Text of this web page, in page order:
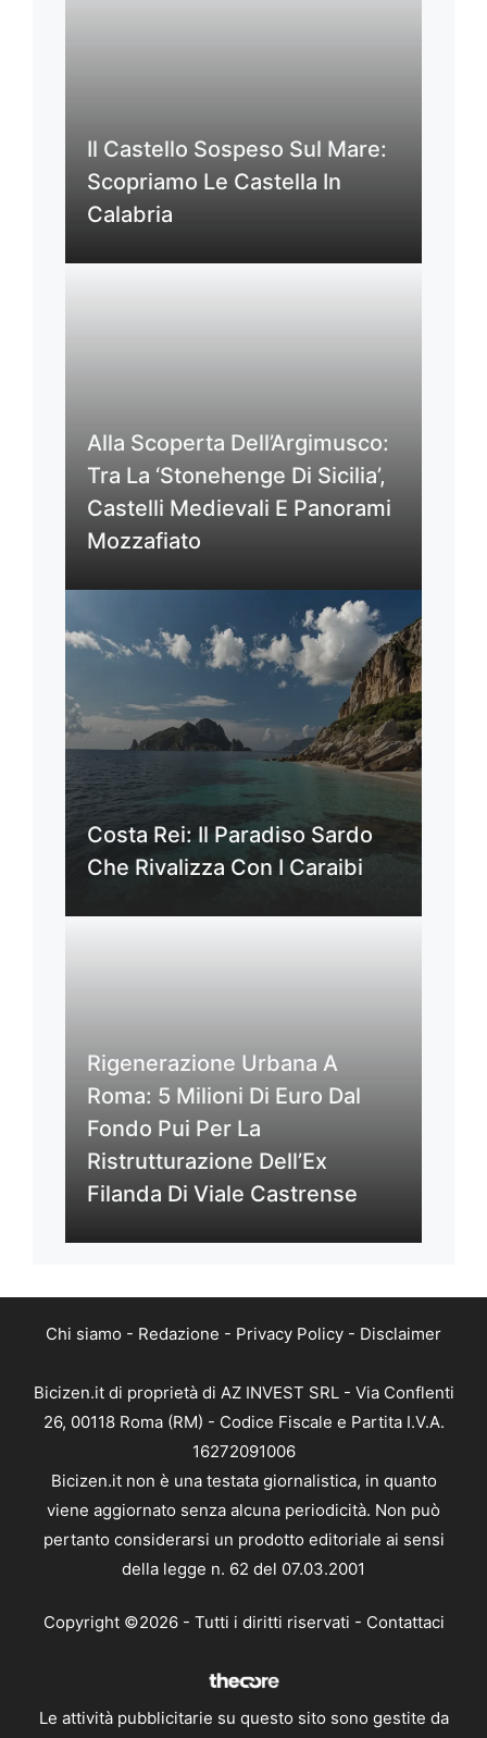
Il Castello Sospeso Sul Mare:
Scopriamo Le Castella In
Calabria
Alla Scoperta Dell’Argimusco:
Tra La ‘Stonehenge Di Sicilia’,
Castelli Medievali E Panorami
Mozzafiato
Costa Rei: Il Paradiso Sardo
Che Rivalizza Con I Caraibi
Rigenerazione Urbana A
Roma: 5 Milioni Di Euro Dal
Fondo Pui Per La
Ristrutturazione Dell’Ex
Filanda Di Viale Castrense
Chi siamo - Redazione - Privacy Policy - Disclaimer
Bicizen.it di proprietà di AZ INVEST SRL - Via Conflenti
26, 00118 Roma (RM) - Codice Fiscale e Partita I.V.A.
16272091006
Bicizen.it non è una testata giornalistica, in quanto
viene aggiornato senza alcuna periodicità. Non può
pertanto considerarsi un prodotto editoriale ai sensi
della legge n. 62 del 07.03.2001
Copyright ©2026 - Tutti i diritti riservati - Contattaci
Le attività pubblicitarie su questo sito sono gestite da